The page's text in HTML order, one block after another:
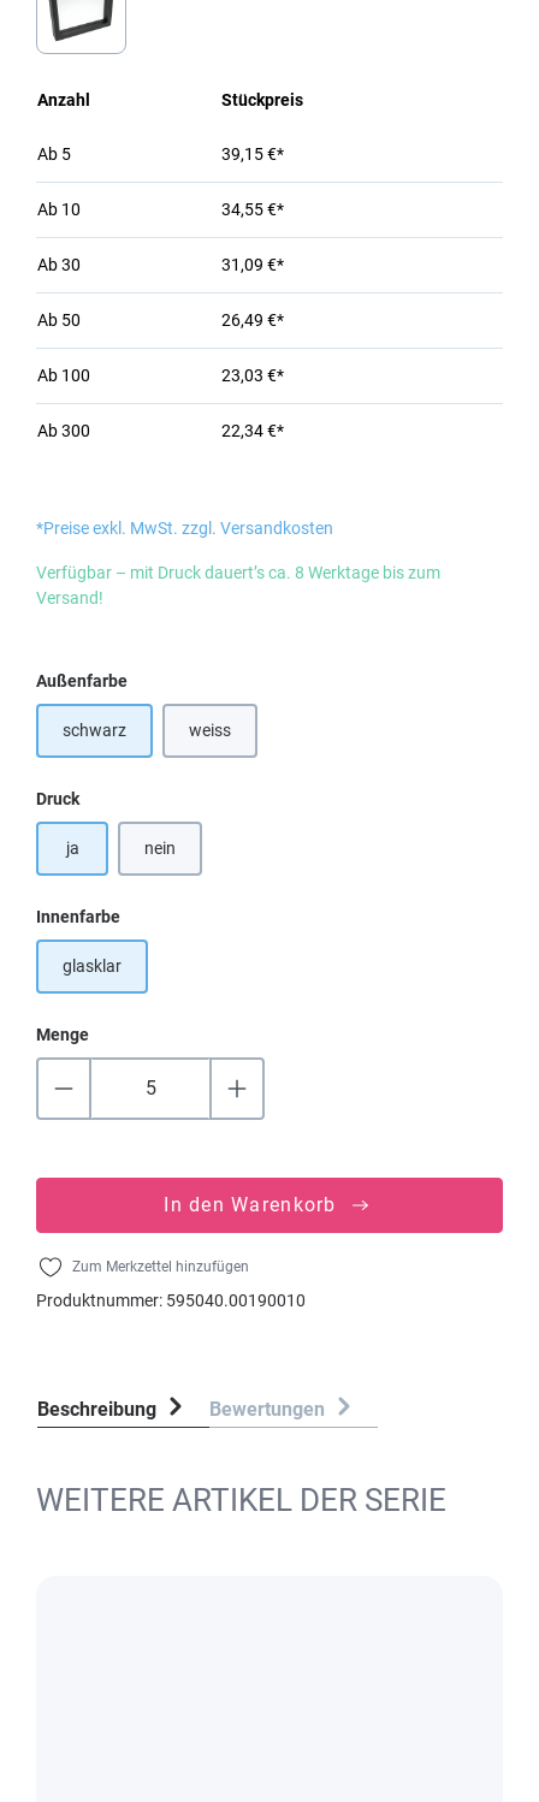
Anzahl Stückpreis
Ab 5 39,15 €*
Ab 10 34,55 €*
Ab30 31,09 €*
Ab 50 26,49 €*
Ab 100 23,03 €*
Ab300 22,34 €*
*Preise exkl. MwSt. zzgl. Versandkosten
Verfügbar – mit Druck dauert’s ca. 8 Werktage bis zum
Versand!
Außenfarbeauswählen
schwarz weiss
Druckauswählen
ja nein
Innenfarbeauswählen
glasklar
Menge
In den Warenkorb
Zum Merkzettel hinzufügen
Produktnummer: 595040.00190010
Beschreibung Bewertungen
WEITERE ARTIKEL DER SERIE